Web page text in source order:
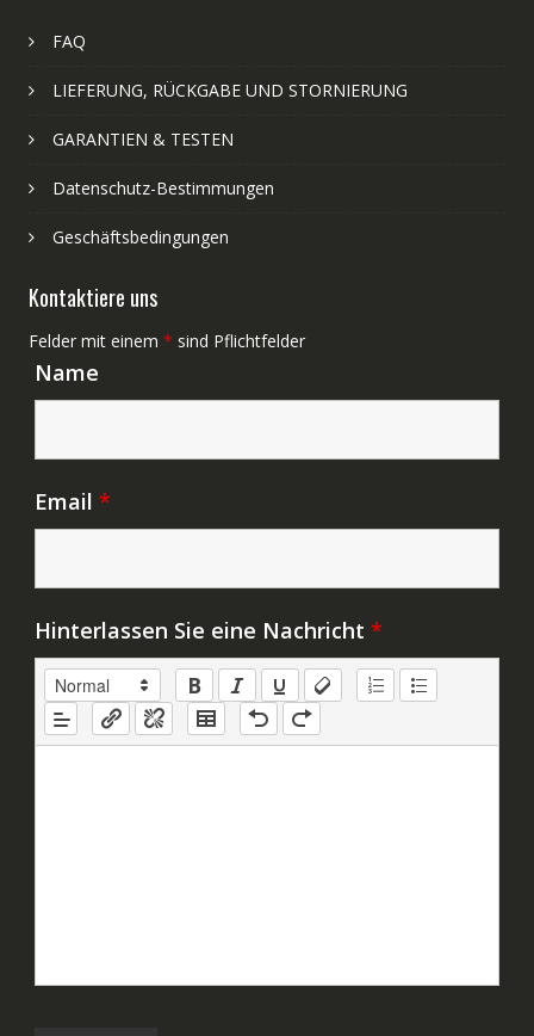
FAQ
LIEFERUNG, RÜCKGABE UND STORNIERUNG
GARANTIEN & TESTEN
Datenschutz-Bestimmungen
Geschäftsbedingungen
Kontaktiere uns
Felder mit einem * sind Pflichtfelder
Name
Email *
Hinterlassen Sie eine Nachricht *